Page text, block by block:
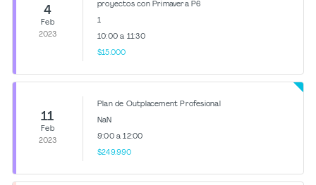
4
Feb
2023
proyectos con Primavera P6
1
10:00 a 11:30
$15.000
11
Feb
2023
Plan de Outplacement Profesional
NaN
9:00 a 12:00
$249.990